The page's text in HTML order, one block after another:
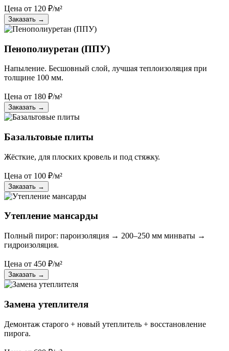
Цена от 120 ₽/м²
Заказать →
Пенополиуретан (ППУ)
Напыление. Бесшовный слой, лучшая теплоизоляция при
толщине 100 мм.
Цена от 180 ₽/м²
Заказать →
Базальтовые плиты
Жёсткие, для плоских кровель и под стяжку.
Цена от 100 ₽/м²
Заказать →
Утепление мансарды
Полный пирог: пароизоляция → 200–250 мм минваты →
гидроизоляция.
Цена от 450 ₽/м²
Заказать →
Замена утеплителя
Демонтаж старого + новый утеплитель + восстановление
пирога.